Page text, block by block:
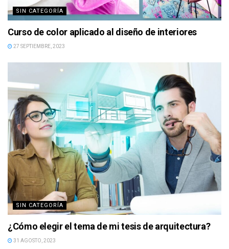
SIN CATEGORÍA
Curso de color aplicado al diseño de interiores
27 SEPTIEMBRE, 2023
SIN CATEGORÍA
¿Cómo elegir el tema de mi tesis de arquitectura?
31 AGOSTO, 2023